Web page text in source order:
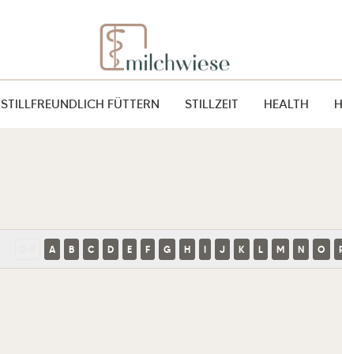
STILLFREUNDLICH FÜTTERN STILLZEIT HEALTH
A B C D E F G H I J K L M N O